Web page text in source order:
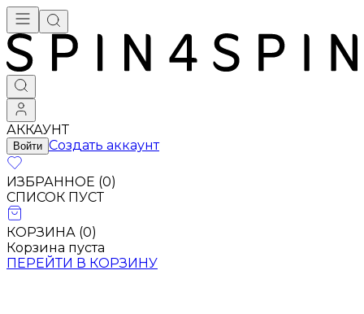
АККАУНТ
Войти Создать аккаунт
ИЗБРАННОЕ (0)
СПИСОК ПУСТ
КОРЗИНА (0)
Корзина пуста
ПЕРЕЙТИ В КОРЗИНУ